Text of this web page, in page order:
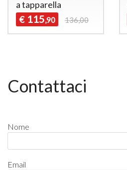
a tapparella
€ 115,90 136,00
Contattaci
Nome
Email